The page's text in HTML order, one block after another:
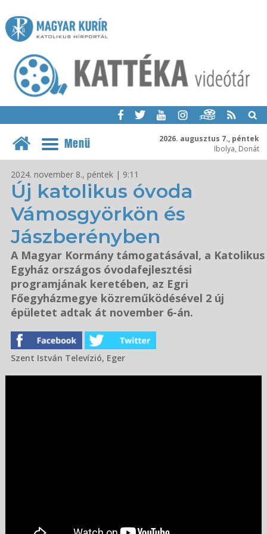
2026. augusztus 7., péntek
Ibolya, Donát
Menü
2024. november 8., péntek | 9:11
Új katolikus óvoda
Vámosgyörkön és
Jászberényben
A Magyar Kormány támogatásával, a Katolikus
Egyház országos óvodafejlesztési
programjának keretében, az Egri
Főegyházmegye közreműködésével 2 új
épületet adtak át november 6-án.
Szent István Televízió, Eger